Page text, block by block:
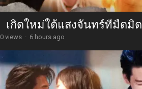
เกิดใหม่ใต้แสงจันทร์ที่มืดมิด
0 views · 6 hours ago